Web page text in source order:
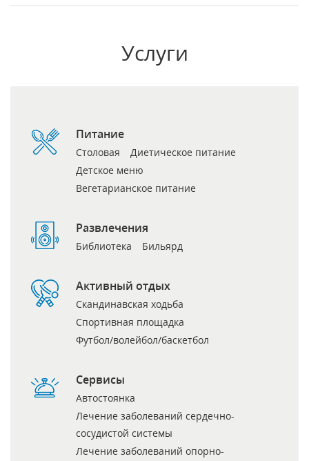
Услуги
Питание
Столовая
Диетическое питание
Детское меню
Вегетарианское питание
Развлечения
Библиотека Бильярд
Активный отдых
Скандинавская ходьба
Спортивная площадка
Футбол/волейбол/баскетбол
Сервисы
Автостоянка
Лечение заболеваний сердечно-
сосудистой системы
Лечение заболеваний опорно-